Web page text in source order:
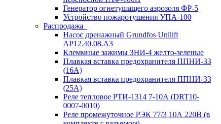
Генератор огнетушащего аэрозоля ФР-5
Устройство пожаротушения УПА-100
Распродажа
Насос дренажный Grundfos Unilift
АP12.40.08.A3
Клеммные зажимы ЗНИ-4 желто-зеленые
Плавкая вставка предохранителя ППНИ-33
(16А)
Плавкая вставка предохранителя ППНИ-33
(25А)
Реле тепловое РТИ-1314 7-10А (DRT10-
0007-0010)
Реле промежуточное РЭК 77/3 10А 220В (в